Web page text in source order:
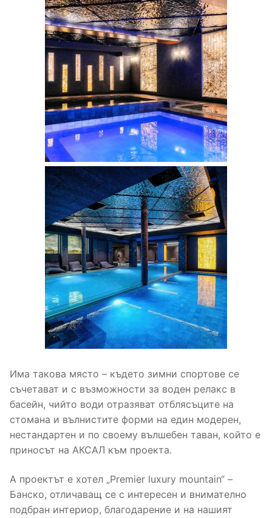
Има такова място – където зимни спортове се
съчетават и с възможности за воден релакс в
басейн, чийто води отразяват отблясъците на
стомана и вълнистите форми на един модерен,
нестандартен и по своему вълшебен таван, който е
приносът на АКСАЛ към проекта.
А проектът е хотел „Premier luxury mountain“ –
Банско, отличаващ се с интересен и внимателно
подбран интериор, благодарение и на нашият